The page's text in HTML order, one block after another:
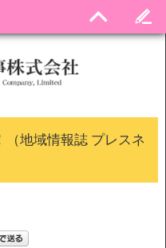
（地域情報誌 プレスネ